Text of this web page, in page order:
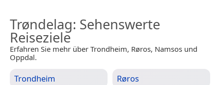
Trøndelag: Sehenswerte
Reiseziele
Erfahren Sie mehr über Trondheim, Røros, Namsos und
Oppdal.
Trondheim Røros